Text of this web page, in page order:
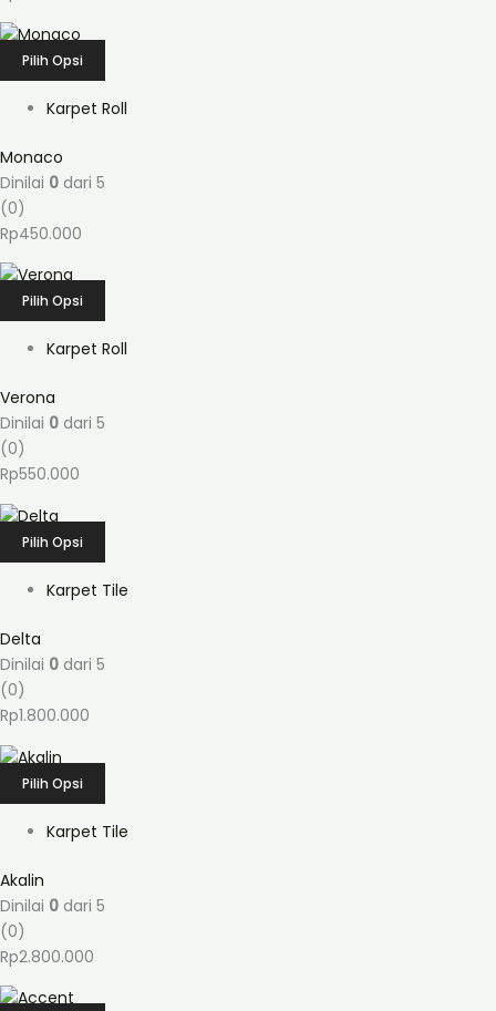
Pilih Opsi
Karpet Roll
Monaco
Dinilai 0 dari 5
(0)
Rp450.000
Pilih Opsi
Karpet Roll
Verona
Dinilai 0 dari 5
(0)
Rp550.000
Pilih Opsi
Karpet Tile
Delta
Dinilai 0 dari 5
(0)
Rp1.800.000
Pilih Opsi
Karpet Tile
Akalin
Dinilai 0 dari 5
(0)
Rp2.800.000